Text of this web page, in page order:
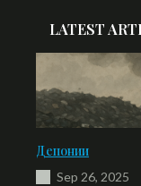
LATEST
Депонии
Sep 26, 2025